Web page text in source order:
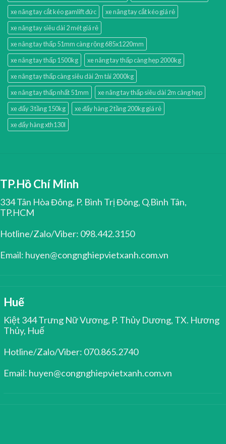
xe nâng tay cắt kéo gamlift đức
xe nâng tay cắt kéo giá rẻ
xe nâng tay siêu dài 2 mét giá rẻ
xe nâng tay thấp 51mm càng rộng 685x1220mm
xe nâng tay thấp 1500kg
xe nâng tay thấp càng hẹp 2000kg
xe nâng tay thấp càng siêu dài 2m tải 2000kg
xe nâng tay thấp nhất 51mm
xe nâng tay thấp siêu dài 2m càng hẹp
xe đẩy 3 tầng 150kg
xe đẩy hàng 2 tầng 200kg giá rẻ
xe đẩy hàng xth130l
TP.Hồ Chí Minh
334 Tân Hòa Đông, P. Bình Trị Đông, Q.Bình Tân,
TP.HCM
Hotline/Zalo/Viber: 098.442.3150
Email: huyen@congnghiepvietxanh.com.vn
Huế
Kiệt 344 Trưng Nữ Vương, P. Thủy Dương, TX. Hương
Thủy, Huế
Hotline/Zalo/Viber: 070.865.2740
Email: huyen@congnghiepvietxanh.com.vn